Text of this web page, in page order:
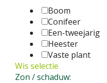
Boom
Conifeer
Een-tweejarig
Heester
Vaste plant
Wis selectie
Zon / schaduw: